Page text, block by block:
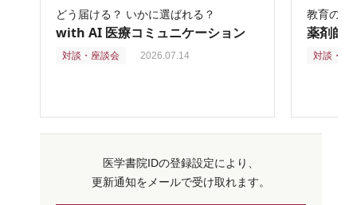
どう届ける？ いかに選ばれる？
with AI 医療コミュニケーション
対談・座談会 2026.07.14
教育の再
薬剤師
対談・座
医学書院IDの登録設定により、
更新通知をメールで受け取れます。